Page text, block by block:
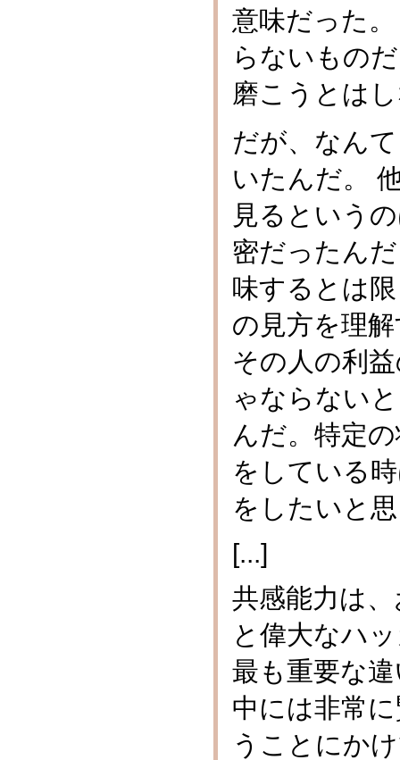
意味だった
らないもの
磨こうとは
だが、なん
いたんだ。
見るという
密だったん
味するとは
の見方を理
その人の利
ゃならない
んだ。特定
をしている
をしたいと
[...]
共感能力は
と偉大なハ
最も重要な
中には非常
うことにか